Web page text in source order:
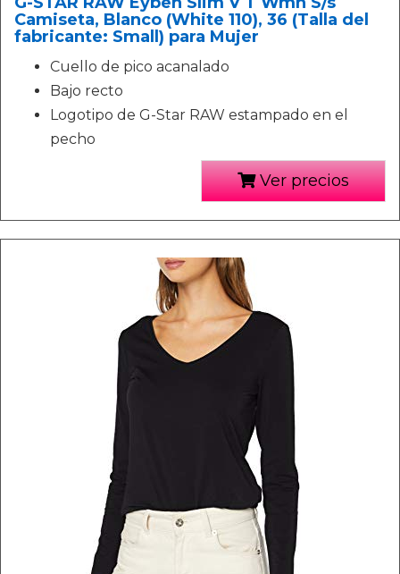
Camiseta, Blanco (White 110), 36 (Talla del
fabricante: Small) para Mujer
Cuello de pico acanalado
Bajo recto
Logotipo de G-Star RAW estampado en el
pecho
Ver precios